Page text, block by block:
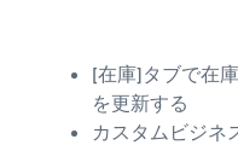
[在庫]タブで在
を更新する
カスタムビジネ